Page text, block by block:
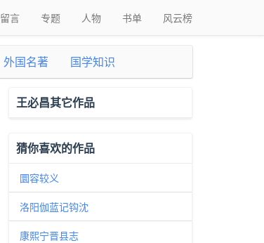
留言 专题 人物 书单 风云榜
外国名著 国学知识
王必昌其它作品
猜你喜欢的作品
圜容较义
洛阳伽蓝记钩沈
康熙宁晋县志